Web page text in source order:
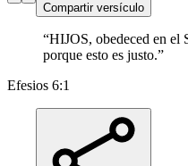
Compartir versículo
“HIJOS, obedeced en el
porque esto es justo.”
Efesios 6:1